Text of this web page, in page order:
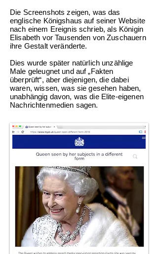
Die Screenshots zeigen, was das
englische Königshaus auf seiner Website
nach einem Ereignis schrieb, als Königin
Elisabeth vor Tausenden von Zuschauern
ihre Gestalt veränderte.
Dies wurde später natürlich unzählige
Male geleugnet und auf „Fakten
überprüft“, aber diejenigen, die dabei
waren, wissen, was sie gesehen haben,
unabhängig davon, was die Elite-eigenen
Nachrichtenmedien sagen.